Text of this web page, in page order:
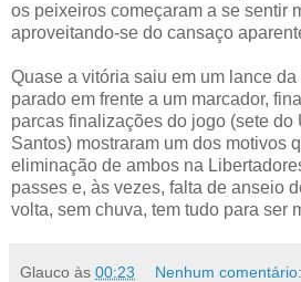
os peixeiros começaram a se sentir
aproveitando-se do cansaço
Quase a vitória saiu em um lance
parado em frente a um marcador,
parcas finalizações do jogo (sete do
Santos) mostraram um dos motivos
eliminação de ambos na
passes e, às vezes, falta de anseio
volta, sem chuva, tem tudo para ser
Glauco às 00:23 Nenhum comentário: